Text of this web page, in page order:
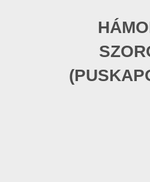
SZOLGÁLTATÁSOK
PROGRAMOK